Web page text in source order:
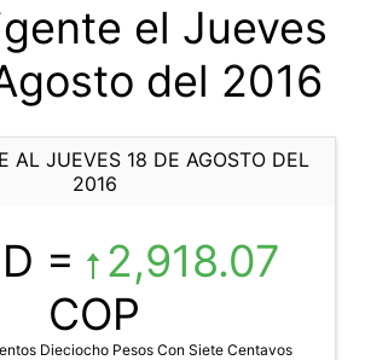
el Jueves
del 2016
AL JUEVES 18 DE AGOSTO DEL
2016
=
2,918.07
COP
Dieciocho Pesos Con Siete Centavos